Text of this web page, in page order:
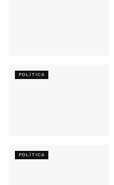
POLÍTICA
POLÍTICA